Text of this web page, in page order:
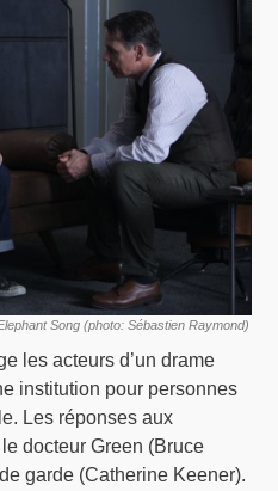
Song (photo: Sébastien Raymond)
les acteurs d’un drame
institution pour personnes
Les réponses aux
docteur Green (Bruce
garde (Catherine Keener).